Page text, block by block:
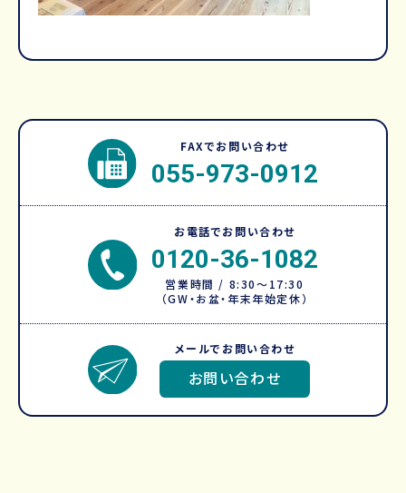
FAXでお問い合わせ
055-973-0912
お電話でお問い合わせ
0120-36-1082
営業時間 / 8:30～17:30
（GW・お盆・年末年始定休）
メールでお問い合わせ
お問い合わせ